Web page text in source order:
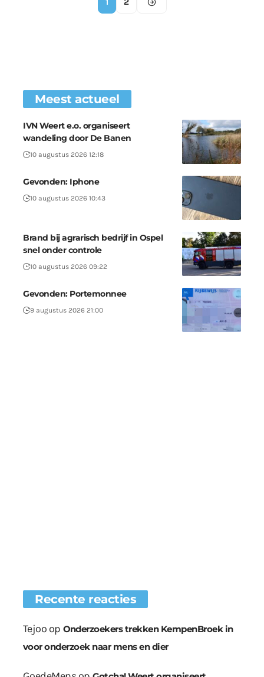
Meest actueel
IVN Weert e.o. organiseert
wandeling door De Banen
10 augustus 2026 12:18
Gevonden: Iphone
10 augustus 2026 10:43
Brand bij agrarisch bedrijf in Ospel
snel onder controle
10 augustus 2026 09:22
Gevonden: Portemonnee
9 augustus 2026 21:00
Recente reacties
Tejoo op Onderzoekers trekken KempenBroek in
voor onderzoek naar mens en dier